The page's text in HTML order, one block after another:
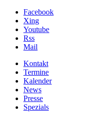
Facebook
Xing
Youtube
Rss
Mail
Kontakt
Termine
Kalender
News
Presse
Spezials